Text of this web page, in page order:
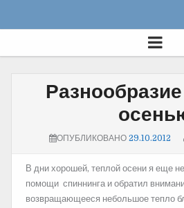
ОПУБЛИКОВАНО 29.10.2012
В дни хорошей, теплой осени я еще
помощи спиннинга и обратил
возвращающееся небольшое тепло